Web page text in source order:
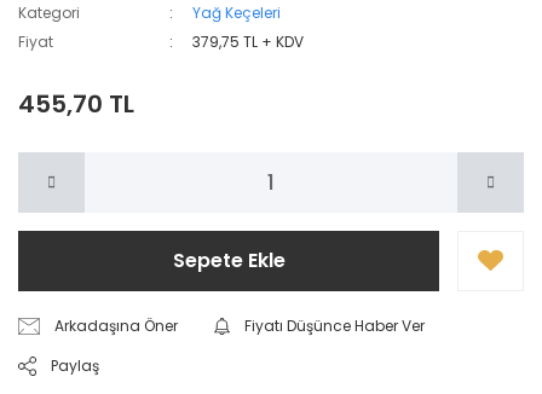
Kategori
Yağ Keçeleri
Fiyat
379,75 TL + KDV
455,70 TL
Sepete Ekle
Arkadaşına Öner
Fiyatı Düşünce Haber Ver
Paylaş